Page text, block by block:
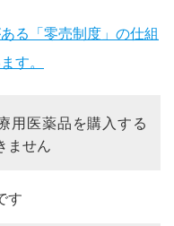
る「零売制度」の仕組
す。
用医薬品を購入する
ません
す